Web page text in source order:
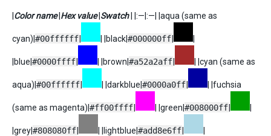
Color name| Hex value| Swatch| |:—|:—| |aqua (same as
cyan)| #00ffffff |black|#000000ff
|blue| #0000ffff | |brown| #a52a2aff |cyan (same as
aqua)| #00ffffff |darkblue| #0000a0ff |fuchsia
(same as magenta)| #ff00ffff |green| #008000ff
|grey|#808080ff | |lightblue| #add8e6ff